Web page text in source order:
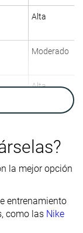
Alta
Moderado
Alta
8.4 oz / 238g
8.2 mm
9.0 mm
la mejor opción
entrenamiento
como las Nike